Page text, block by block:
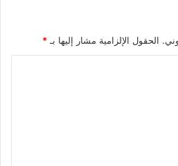
الحقول الإلزامية مشار إليها بـ *